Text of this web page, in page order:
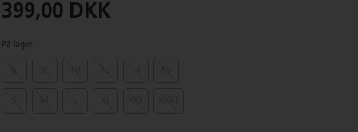
399,00 DKK
På lager